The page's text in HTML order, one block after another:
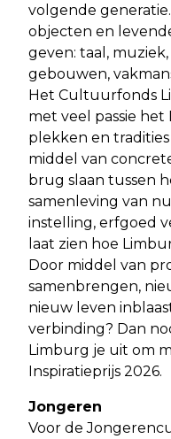
volgende
objecten en
geven: taal,
gebouwen,
Het Cultuurfonds
met veel passie
plekken en
middel van
brug slaan tussen
samenleving van
instelling, erfgoed
laat zien hoe
Door middel van
samenbrengen,
nieuw leven
verbinding? Dan
Limburg je uit om
Inspiratieprijs 2026.
Jongeren
Voor de